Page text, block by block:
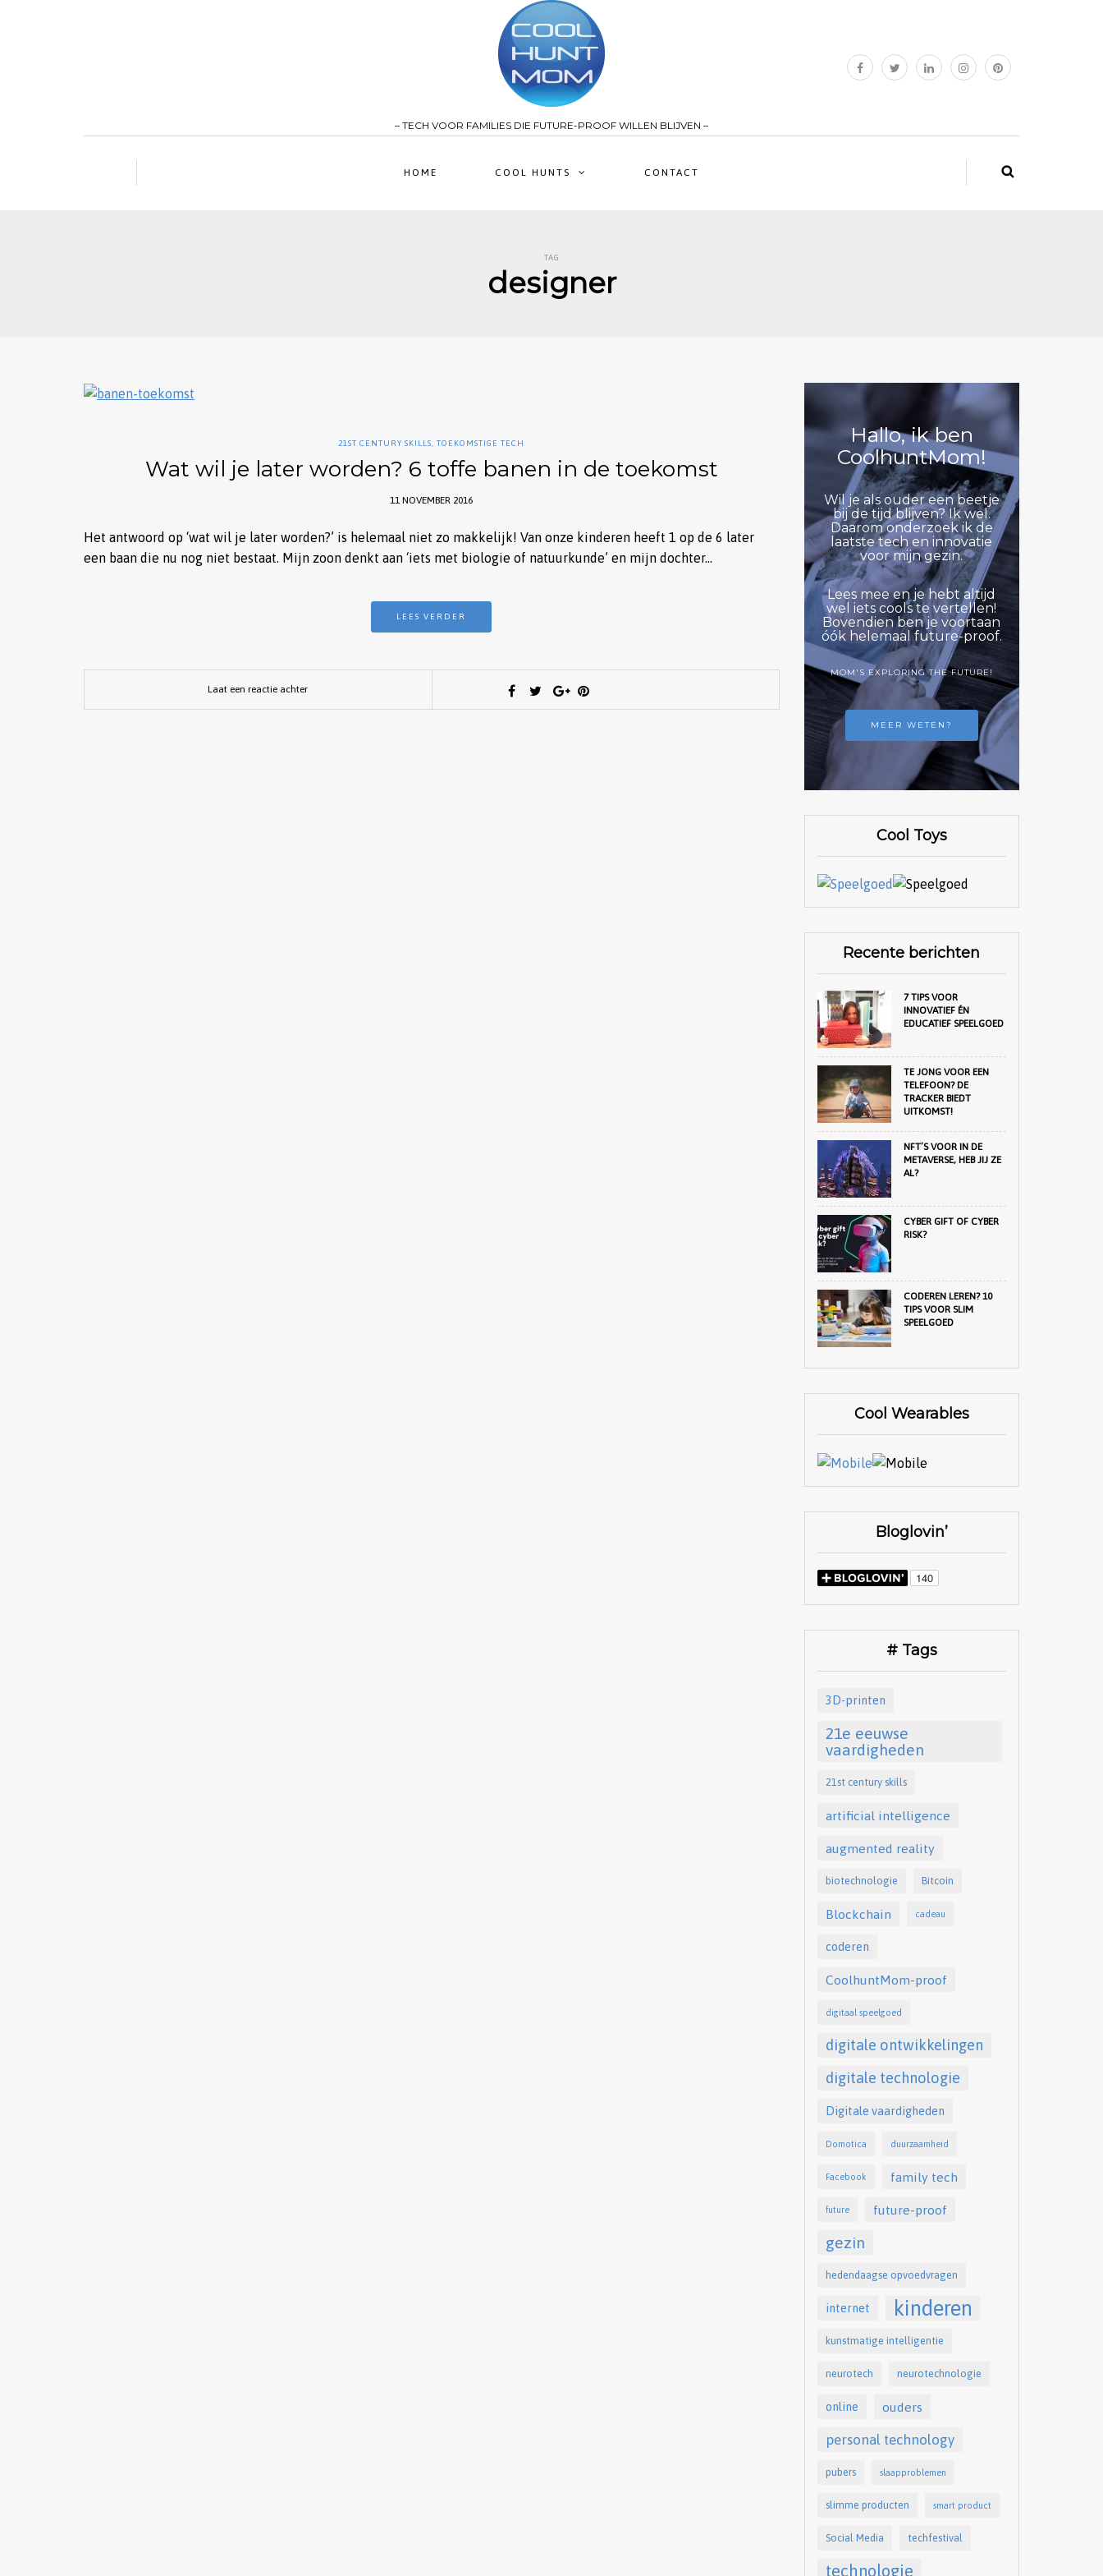
– TECH VOOR FAMILIES DIE FUTURE-PROOF WILLEN BLIJVEN –
HOME COOL HUNTS CONTACT
TAG
designer
21ST CENTURY SKILLS,TOEKOMSTIGE TECH
Wat wil je later worden? 6 toffe banen in de toekomst
11 NOVEMBER 2016
Het antwoord op ‘wat wil je later worden?’ is helemaal niet zo makkelijk! Van onze kinderen heeft 1 op de 6 later
een baan die nu nog niet bestaat. Mijn zoon denkt aan ‘iets met biologie of natuurkunde’ en mijn dochter…
LEES VERDER
Laat een reactie achter
Hallo, ik ben
CoolhuntMom!
Wil je als ouder een beetje
bij de tijd blijven? Ik wel.
Daarom onderzoek ik de
laatste tech en innovatie
voor mijn gezin.
Lees mee en je hebt altijd
wel iets cools te vertellen!
Bovendien ben je voortaan
óók helemaal future-proof.
MOM'S EXPLORING THE FUTURE!
MEER WETEN?
Cool Toys
Recente berichten
7 TIPS VOOR
INNOVATIEF ÉN
EDUCATIEF SPEELGOED
TE JONG VOOR EEN
TELEFOON? DE
TRACKER BIEDT
UITKOMST!
NFT’S VOOR IN DE
METAVERSE, HEB JIJ ZE
AL?
CYBER GIFT OF CYBER
RISK?
CODEREN LEREN? 10
TIPS VOOR SLIM
SPEELGOED
Cool Wearables
Bloglovin’
# Tags
3D-printen
21e eeuwse
vaardigheden
21st century skills
artificial intelligence
augmented reality
biotechnologie Bitcoin
Blockchain cadeau
coderen
CoolhuntMom-proof
digitaal speelgoed
digitale ontwikkelingen
digitale technologie
Digitale vaardigheden
Domotica duurzaamheid
Facebook family tech
future future-proof
gezin
hedendaagse opvoedvragen
internet kinderen
kunstmatige intelligentie
neurotech neurotechnologie
online ouders
personal technology
pubers slaapproblemen
slimme producten smart product
Social Media techfestival
technologie